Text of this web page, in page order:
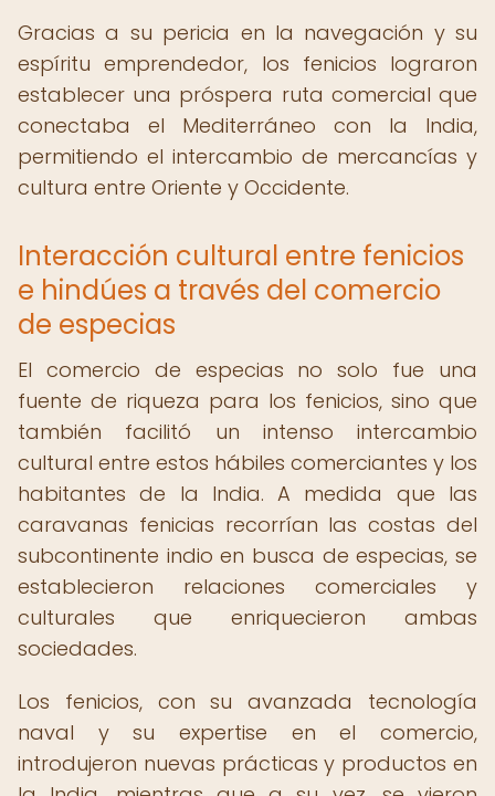
Gracias a su pericia en la navegación y su
espíritu emprendedor, los fenicios lograron
establecer una próspera ruta comercial que
conectaba el Mediterráneo con la India,
permitiendo el intercambio de mercancías y
cultura entre Oriente y Occidente.
Interacción cultural entre fenicios
e hindúes a través del comercio
de especias
El comercio de especias no solo fue una
fuente de riqueza para los fenicios, sino que
también facilitó un intenso intercambio
cultural entre estos hábiles comerciantes y los
habitantes de la India. A medida que las
caravanas fenicias recorrían las costas del
subcontinente indio en busca de especias, se
establecieron relaciones comerciales y
culturales que enriquecieron ambas
sociedades.
Los fenicios, con su avanzada tecnología
naval y su expertise en el comercio,
introdujeron nuevas prácticas y productos en